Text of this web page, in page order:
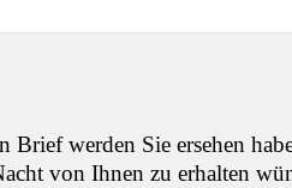
Brief werden Sie ersehen
von Ihnen zu erhalten